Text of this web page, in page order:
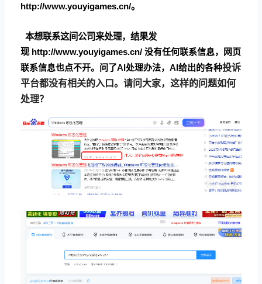
http://www.youyigames.cn/。
本想联系这间公司来处理，结果发
现 http://www.youyigames.cn/ 没有任何联系信息，网页
联系信息也点不开。问了AI处理办法，AI给出的各种投诉
平台都没有相关的入口。请问大家，这样的问题如何
处理？